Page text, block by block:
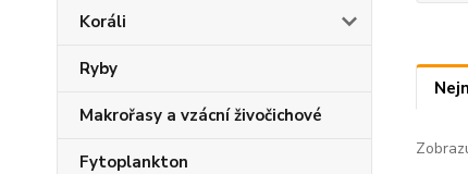
Koráli
Ryby
Makrořasy a vzácní živočichové
Fytoplankton